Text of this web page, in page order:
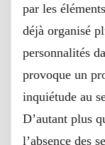
par les
déjà organisé
personnalités
provoque un
inquiétude au
D’autant plus
l’absence des